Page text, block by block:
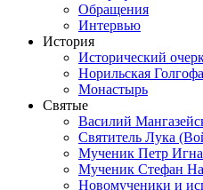
Обращения
Интервью
История
Исторический
Норильская Голгофа
Монастырь
Святые
Василий
Святитель Лука
Мученик Петр
Мученик Стефан
Новомученики и